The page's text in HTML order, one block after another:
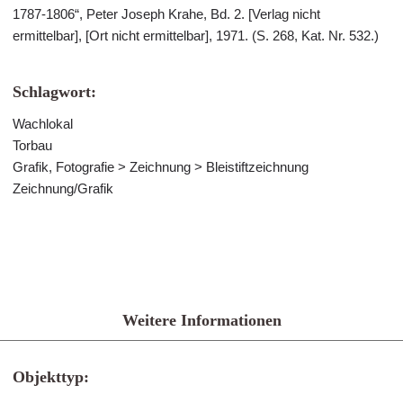
1787-1806“, Peter Joseph Krahe, Bd. 2. [Verlag nicht
ermittelbar], [Ort nicht ermittelbar], 1971. (S. 268, Kat. Nr. 532.)
Schlagwort:
Wachlokal
Torbau
Grafik, Fotografie > Zeichnung > Bleistiftzeichnung
Zeichnung/Grafik
Weitere Informationen
Objekttyp: